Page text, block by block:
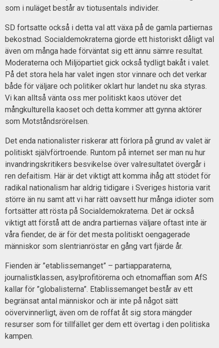
som i nuläget består av tiotusentals individer.
SD fortsatte också i detta val att växa på de gamla partiernas
bekostnad. Socialdemokraterna gjorde ett historiskt dåligt val
även om många hade förväntat sig ett ännu sämre resultat.
Moderaterna och Miljöpartiet gick också tydligt bakåt i valet.
På det stora hela har valet ingen stor vinnare och det verkar
både för väljare och politiker oklart hur landet nu ska styras.
Vi kan alltså vänta oss mer politiskt kaos utöver det
mångkulturella kaoset och detta kommer att gynna aktörer
som Motståndsrörelsen.
Det enda nationalister riskerar att förlora på grund av valet är
politiskt självförtroende. Runtom på internet ser man nu hur
invandringskritikers besvikelse över valresultatet övergår i
ren defaitism. Här är det viktigt att komma ihåg att stödet för
radikal nationalism har aldrig tidigare i Sveriges historia varit
större än nu samt att vi har rätt oavsett hur många idioter som
fortsätter att rösta på Socialdemokraterna. Det är också
viktigt att förstå att de andra partiernas väljare oftast inte är
våra fiender, de är för det mesta politiskt oengagerade
människor som slentrianröstar en gång vart fjärde år.
Fienden är ”etablissemanget” – partiapparaterna,
journalistklassen, asylprofitörerna och etnomaffian som AfS
kallar för ”globalisterna”. Etablissemanget består av ett
begränsat antal människor och är inte på något sätt
oövervinnerligt, även om de roffat åt sig stora mängder
resurser som för tillfället ger dem ett övertag i den politiska
kampen.